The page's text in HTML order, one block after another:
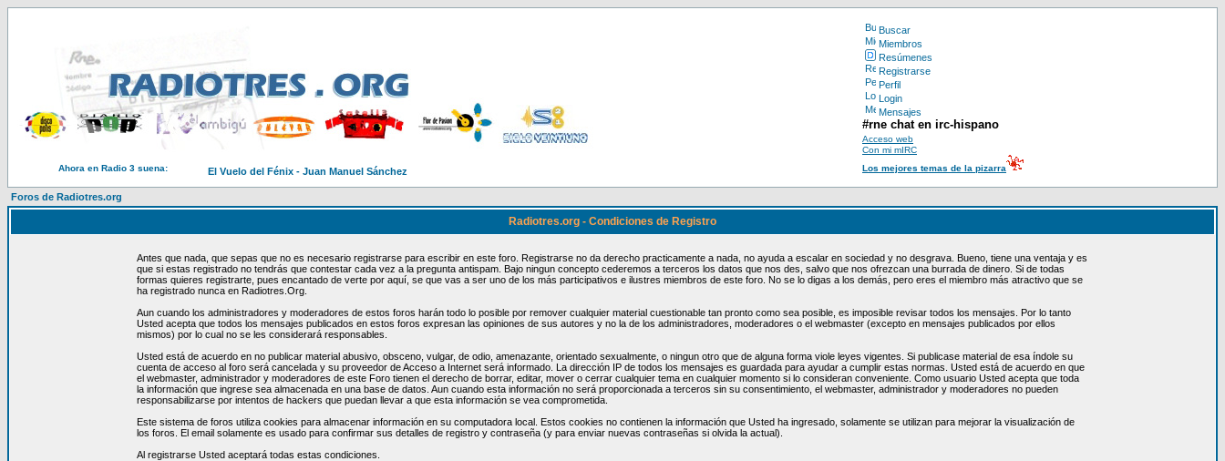
Buscar
Miembros
Resúmenes
Registrarse
Perfil
Login
Mensajes
#rne chat en irc-hispano
Acceso web
Con mi mIRC
Ahora en Radio 3 suena:
El Vuelo del Fénix - Juan Manuel Sánchez Los mejores temas de la pizarra
Foros de Radiotres.org
Radiotres.org - Condiciones de Registro
Antes que nada, que sepas que no es necesario registrarse para escribir en este foro. Registrarse no da derecho practicamente a nada, no ayuda a escalar en sociedad y no desgrava. Bueno, tiene una ventaja y es
que si estas registrado no tendrás que contestar cada vez a la pregunta antispam. Bajo ningun concepto cederemos a terceros los datos que nos des, salvo que nos ofrezcan una burrada de dinero. Si de todas
formas quieres registrarte, pues encantado de verte por aquí, se que vas a ser uno de los más participativos e ilustres miembros de este foro. No se lo digas a los demás, pero eres el miembro más atractivo que se
ha registrado nunca en Radiotres.Org.
Aun cuando los administradores y moderadores de estos foros harán todo lo posible por remover cualquier material cuestionable tan pronto como sea posible, es imposible revisar todos los mensajes. Por lo tanto
Usted acepta que todos los mensajes publicados en estos foros expresan las opiniones de sus autores y no la de los administradores, moderadores o el webmaster (excepto en mensajes publicados por ellos
mismos) por lo cual no se les considerará responsables.
Usted está de acuerdo en no publicar material abusivo, obsceno, vulgar, de odio, amenazante, orientado sexualmente, o ningun otro que de alguna forma viole leyes vigentes. Si publicase material de esa índole su
cuenta de acceso al foro será cancelada y su proveedor de Acceso a Internet será informado. La dirección IP de todos los mensajes es guardada para ayudar a cumplir estas normas. Usted está de acuerdo en que
el webmaster, administrador y moderadores de este Foro tienen el derecho de borrar, editar, mover o cerrar cualquier tema en cualquier momento si lo consideran conveniente. Como usuario Usted acepta que toda
la información que ingrese sea almacenada en una base de datos. Aun cuando esta información no será proporcionada a terceros sin su consentimiento, el webmaster, administrador y moderadores no pueden
responsabilizarse por intentos de hackers que puedan llevar a que esta información se vea comprometida.
Este sistema de foros utiliza cookies para almacenar información en su computadora local. Estos cookies no contienen la información que Usted ha ingresado, solamente se utilizan para mejorar la visualización de
los foros. El email solamente es usado para confirmar sus detalles de registro y contraseña (y para enviar nuevas contraseñas si olvida la actual).
Al registrarse Usted aceptará todas estas condiciones.